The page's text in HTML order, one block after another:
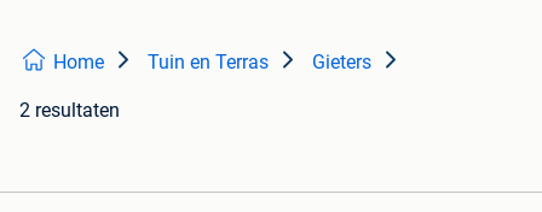
Home Tuin en Terras Gieters
2 resultaten